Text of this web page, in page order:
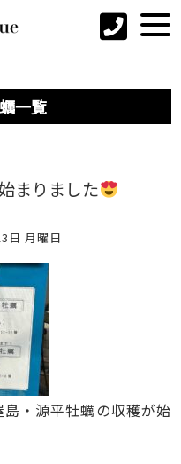
一覧
まりました
日 月曜日
・源平牡蠣の収穫が始